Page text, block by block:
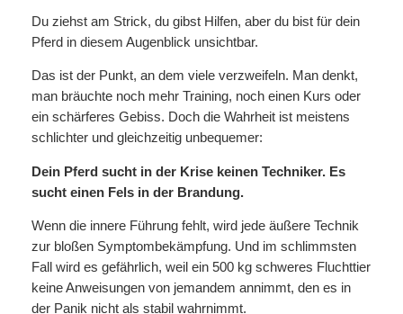
Du ziehst am Strick, du gibst Hilfen, aber du bist für dein
Pferd in diesem Augenblick unsichtbar.
Das ist der Punkt, an dem viele verzweifeln. Man denkt,
man bräuchte noch mehr Training, noch einen Kurs oder
ein schärferes Gebiss. Doch die Wahrheit ist meistens
schlichter und gleichzeitig unbequemer:
Dein Pferd sucht in der Krise keinen Techniker. Es
sucht einen Fels in der Brandung.
Wenn die innere Führung fehlt, wird jede äußere Technik
zur bloßen Symptombekämpfung. Und im schlimmsten
Fall wird es gefährlich, weil ein 500 kg schweres Fluchttier
keine Anweisungen von jemandem annimmt, den es in
der Panik nicht als stabil wahrnimmt.